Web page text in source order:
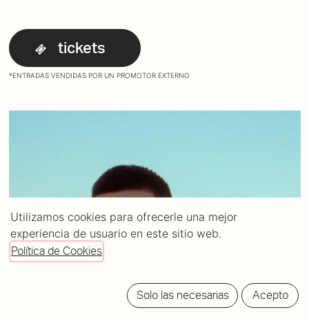
tickets
*ENTRADAS VENDIDAS POR UN PROMOTOR EXTERNO
Utilizamos cookies para ofrecerle una mejor
experiencia de usuario en este sitio web.
Política de Cookies
Solo las necesarias Acepto